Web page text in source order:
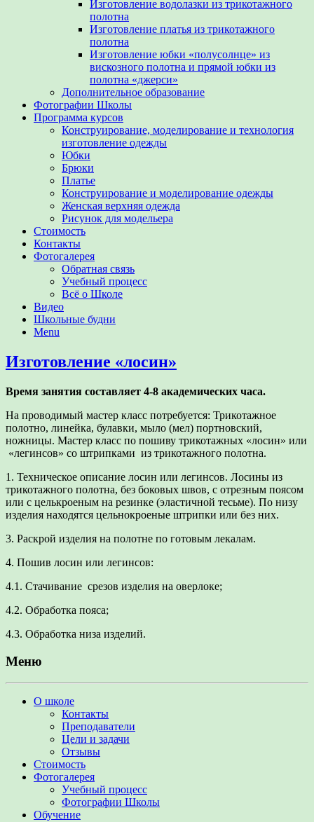
Изготовление водолазки из трикотажного
полотна
Изготовление платья из трикотажного
полотна
Изготовление юбки «полусолнце» из
вискозного полотна и прямой юбки из
полотна «джерси»
Дополнительное образование
Фотографии Школы
Программа курсов
Конструирование, моделирование и технология
изготовление одежды
Юбки
Брюки
Платье
Конструирование и моделирование одежды
Женская верхняя одежда
Рисунок для модельера
Стоимость
Контакты
Фотогалерея
Обратная связь
Учебный процесс
Всё о Школе
Видео
Школьные будни
Menu
Изготовление «лосин»
Время занятия составляет 4-8 академических часа.
На проводимый мастер класс потребуется: Трикотажное
полотно, линейка, булавки, мыло (мел) портновский,
ножницы. Мастер класс по пошиву трикотажных «лосин» или
«легинсов» со штрипками из трикотажного полотна.
1. Техническое описание лосин или легинсов. Лосины из
трикотажного полотна, без боковых швов, с отрезным поясом
или с целькроеным на резинке (эластичной тесьме). По низу
изделия находятся цельнокроеные штрипки или без них.
3. Раскрой изделия на полотне по готовым лекалам.
4. Пошив лосин или легинсов:
4.1. Стачивание срезов изделия на оверлоке;
4.2. Обработка пояса;
4.3. Обработка низа изделий.
Меню
О школе
Контакты
Преподаватели
Цели и задачи
Отзывы
Стоимость
Фотогалерея
Учебный процесс
Фотографии Школы
Обучение